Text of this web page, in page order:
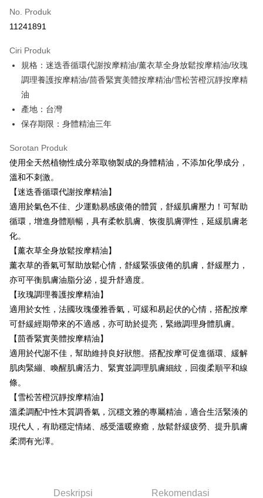
Ansuran Kad Kredit
Taiwan Cooperative Bank
Hua Nan Commercial
Bank
Chang Hwa Commercial
Bank
Commercial & Savings
Bank
Bank Cathay United
Taiwan Business Bank
Bank
HSBC Bank (Taiwan)
Limited
Union Bank of Taiwan
Far Eastern International
Yuanta Commercial Bank
Bank SinoPac
Bank Antarabangsa
Taishin
Syarikat Kad Kredit
6 ansuran pada kadar faedah 0,
ansuran
21 Bank
Taiwan Cooperative Bank
Bank Komersial Pertama
Hua Nan Commercial Bank
The Shanghai Commercial &
Savings Bank
Taiwan Business Bank
Taichung Commercial Bank
HSBC Bank (Taiwan) Limited
Yuanta Commercial Bank
Bank Komersial E.SUN
DBS Bank
Bank Antarabangsa Taishin
Bank CTBC
Taiwan
LINE Pay
Apple Pay
Google Pay
Plus PAY
Pemindahan ATM
Pilihan Penghantaran
新竹貨運
NT$80/pesanan | Penghantaran percuma untuk pesanan
NT$2,000 atau lebih
NT$120/pesanan | Penghantaran percuma untuk pesanan
NT$2,000 atau lebih
No. Produk
11241891
Ciri Produk
規格：迷迭香循環代謝按摩精油/薰衣草全身放鬆按摩精油/玫瑰
調理養護按摩精油/茴香緊實美體按摩精油/雪松苦橙沉靜按摩精
油
產地：台灣
保存期限：身體精油三年
Sorotan Produk
使用全天然植物性成分萃取物製成的身體精油，不添加化學成分，
溫和不刺激。
【迷迭香循環代謝按摩精油】
適用於氣色不佳、少運動易感疲倦的體質，舒緩肌膚壓力！可幫助
循環，增進身體順暢，具有柔軟肌膚、恢復肌膚彈性，延緩肌膚老
化。
【薰衣草全身放鬆按摩精油】
薰衣草的香氣可幫助放鬆心情，舒緩緊張疲倦的肌膚，舒緩壓力，
亦可平衡肌膚油脂分泌，提升舒適度。
【玫瑰調理養護按摩精油】
適用於女性，法國玫瑰優雅香氣，可緩和易起伏的心情，搭配按摩
可舒緩經期帶來的不適感，亦可助於提亮，緊緻調理身體肌膚。
【茴香緊實美體按摩精油】
適用於代謝不佳，幫助維持良好狀態。搭配按摩可促進循環、緩解
肌肉緊繃、喚醒肌膚活力、緊實並調理肌膚細紋，回復柔順平和線
條。
【雪松苦橙沉靜按摩精油】
溫柔調配中性木質調香氣，沉穩文雅的專屬精油，適合生活緊湊的
現代人，有助穩定情緒、感受溫暖療癒，放鬆舒緩疲勞、提升肌膚
柔潤有光澤。
Deskripsi Rekomendasi